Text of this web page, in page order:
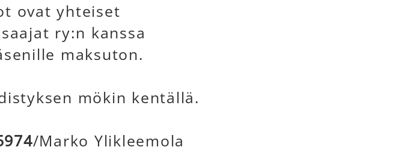
ovat yhteiset
ry:n kanssa
maksuton.
mökin kentällä.
/Marko Ylikleemola